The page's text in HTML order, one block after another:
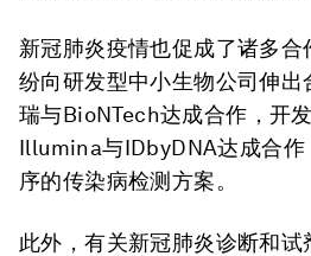
新冠肺炎疫情也促成了诸多合
纷向研发型中小生物公司伸出
瑞与BioNTech达成合作，开
Illumina与IDbyDNA达成合作
序的传染病检测方案。
此外，有关新冠肺炎诊断和